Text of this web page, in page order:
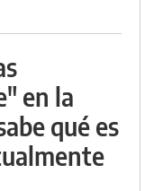
en la
qué es